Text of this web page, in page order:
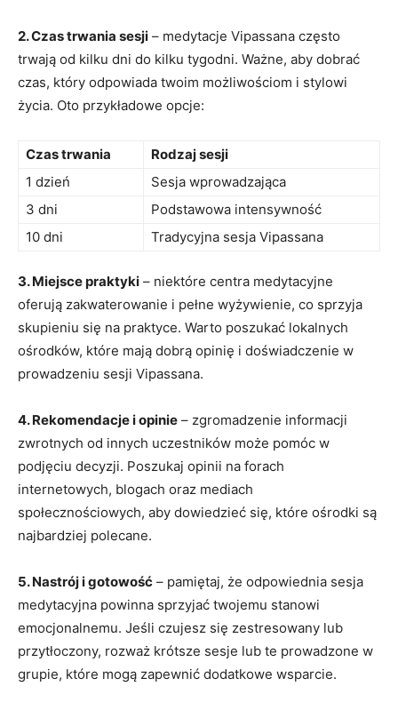
2. Czas trwania sesji – medytacje​ Vipassana często
trwają od kilku dni do kilku tygodni. Ważne, aby dobrać
czas, który odpowiada‍ twoim możliwościom i stylowi
życia. Oto przykładowe ⁣opcje:
Czas trwania
Rodzaj sesji
1 dzień
Sesja wprowadzająca
3 dni
Podstawowa intensywność
10 dni
Tradycyjna‌ sesja Vipassana
3. Miejsce praktyki – niektóre⁢ centra medytacyjne
oferują zakwaterowanie i‍ pełne wyżywienie,‍ co ‌sprzyja
skupieniu⁤ się na praktyce. Warto poszukać lokalnych
ośrodków, które mają dobrą opinię i​ doświadczenie w⁢
prowadzeniu sesji Vipassana.
4. Rekomendacje i opinie – zgromadzenie informacji
zwrotnych od innych ‍uczestników⁢ może pomóc w
podjęciu decyzji.⁣ Poszukaj opinii ‍na forach
internetowych, blogach oraz mediach
społecznościowych, aby dowiedzieć ‌się, które⁤ ośrodki są⁢
najbardziej polecane.
5. Nastrój i gotowość – pamiętaj, że odpowiednia sesja
medytacyjna powinna sprzyjać ‍twojemu stanowi
emocjonalnemu. Jeśli‍ czujesz​ się⁢ zestresowany ‍lub
przytłoczony,⁣ rozważ‍ krótsze sesje lub ⁤te prowadzone w
grupie, które ​mogą zapewnić dodatkowe wsparcie.